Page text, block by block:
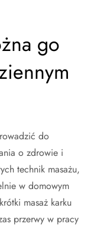
go
do
o zdrowie i
technik masażu,
w domowym
masaż karku
przerwy w pracy